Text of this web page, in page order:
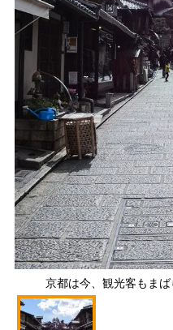
京都は今、観光客もまば